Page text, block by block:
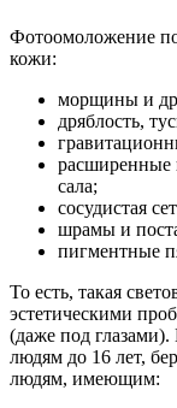
Фотоомоложение
кожи:
морщины и
дряблость,
расширенные
сала;
сосудистая
шрамы и
пигментные
То есть, такая
эстетическими
(даже под
людям до 16 лет,
людям, имеющим: